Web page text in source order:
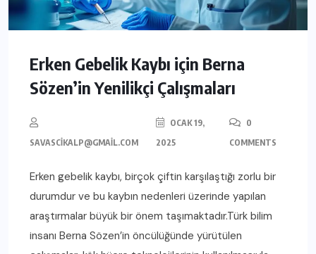
Erken Gebelik Kaybı için Berna
Sözen’in Yenilikçi Çalışmaları
SAVASCIKALP@GMAIL.COM
OCAK 19,
2025
0
COMMENTS
Erken gebelik kaybı, birçok çiftin karşılaştığı zorlu bir
durumdur ve bu kaybın nedenleri üzerinde yapılan
araştırmalar büyük bir önem taşımaktadır.Türk bilim
insanı Berna Sözen’in öncülüğünde yürütülen